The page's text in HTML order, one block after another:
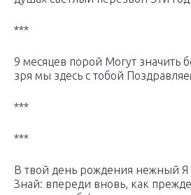
***
9 месяцев порой Могут значить
зря мы здесь с тобой
***
***
В твой день рождения нежный Я
Знай: впереди вновь, как